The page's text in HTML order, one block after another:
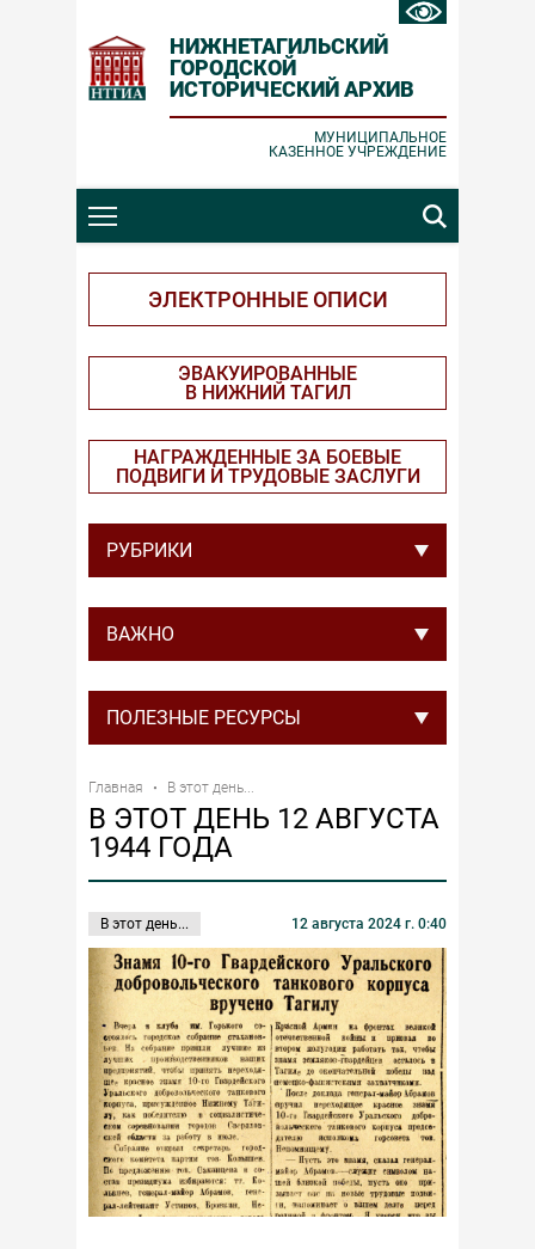
НИЖНЕТАГИЛЬСКИЙ
ГОРОДСКОЙ
ИСТОРИЧЕСКИЙ АРХИВ
МУНИЦИПАЛЬНОЕ
КАЗЕННОЕ УЧРЕЖДЕНИЕ
Главная В этот день...
В ЭТОТ ДЕНЬ 12 АВГУСТА
1944 ГОДА
В этот день... 12 августа 2024 г. 0:40
ЭЛЕКТРОННЫЕ ОПИСИ
ЭВАКУИРОВАННЫЕ
В НИЖНИЙ ТАГИЛ
НАГРАЖДЕННЫЕ ЗА БОЕВЫЕ
ПОДВИГИ И ТРУДОВЫЕ ЗАСЛУГИ
РУБРИКИ
ВАЖНО
ПОЛЕЗНЫЕ РЕСУРСЫ
Заявка принята
Ошибка отправки
Проверьте корректность вводимых
данных и повторите попытку.